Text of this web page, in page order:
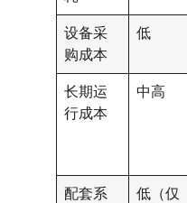
设备采
购成本
低
长期运
行成本
中高
配套系
低（仅